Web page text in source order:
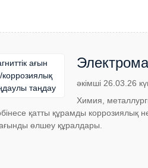
таңдау
әкімші 26.03.26
Химия,
қатты құрамды коррозиялық
өлшеу құралдары.